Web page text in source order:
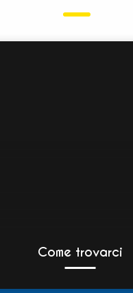
Come trovarci